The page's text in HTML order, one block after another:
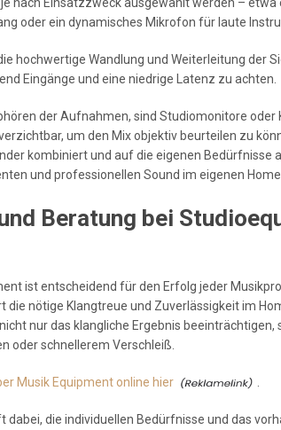
oder ein dynamisches Mikrofon für laute
hochwertige Wandlung und Weiterleitung der
Eingänge und eine niedrige Latenz zu achten.
der Aufnahmen, sind Studiomonitore
um den Mix objektiv beurteilen zu
kombiniert und auf die eigenen Bedürfnisse
und professionellen Sound im eigenen
Beratung bei
ist entscheidend für den Erfolg jeder
nötige Klangtreue und Zuverlässigkeit im
nur das klangliche Ergebnis
oder schnellerem Verschleiß.
Musik Equipment online hier
dabei, die individuellen Bedürfnisse und das